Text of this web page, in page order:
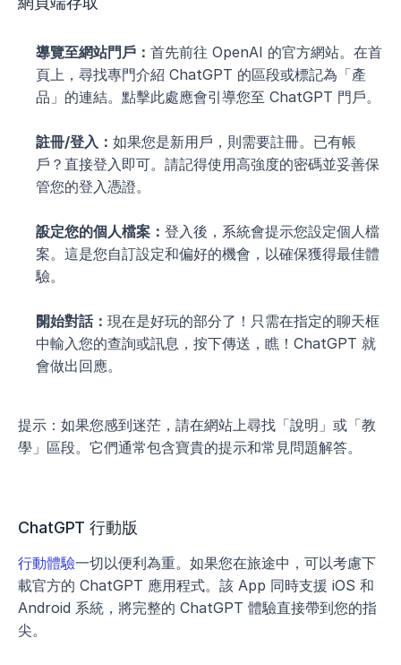
導覽至網站門戶： 首先前往 OpenAI 的官方網站。在首
頁上，尋找專門介紹 ChatGPT 的區段或標記為「產
品」的連結。點擊此處應會引導您至 ChatGPT 門戶。
註冊/登入： 如果您是新用戶，則需要註冊。已有帳
戶？直接登入即可。請記得使用高強度的密碼並妥善保
管您的登入憑證。
設定您的個人檔案： 登入後，系統會提示您設定個人檔
案。這是您自訂設定和偏好的機會，以確保獲得最佳體
驗。
開始對話： 現在是好玩的部分了！只需在指定的聊天框
中輸入您的查詢或訊息，按下傳送，瞧！ChatGPT 就
會做出回應。
提示：如果您感到迷茫，請在網站上尋找「說明」或「教
學」區段。它們通常包含寶貴的提示和常見問題解答。
ChatGPT 行動版
行動體驗一切以便利為重。如果您在旅途中，可以考慮下
載官方的 ChatGPT 應用程式。該 App 同時支援 iOS 和
Android 系統，將完整的 ChatGPT 體驗直接帶到您的指
尖。